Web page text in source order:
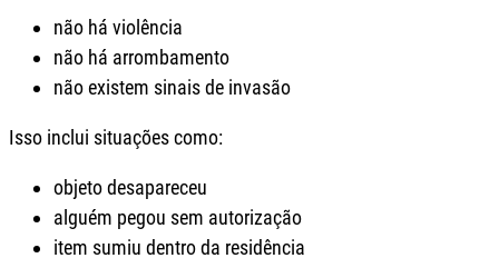
não há violência
não há arrombamento
não existem sinais de invasão
Isso inclui situações como:
objeto desapareceu
alguém pegou sem autorização
item sumiu dentro da residência